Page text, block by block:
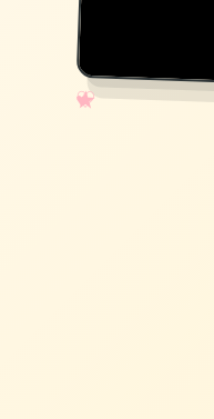
✧
♡
★
♥